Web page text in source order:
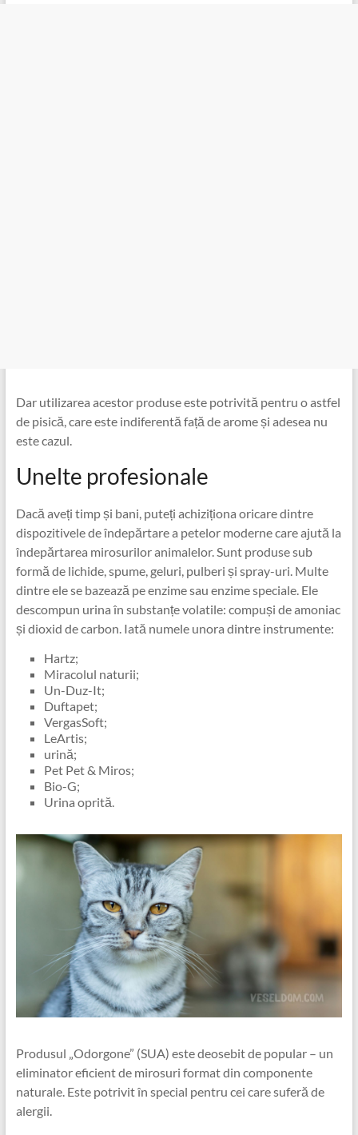
Dar utilizarea acestor produse este potrivită pentru o astfel
de pisică, care este indiferentă față de arome și adesea nu
este cazul.
Unelte profesionale
Dacă aveți timp și bani, puteți achiziționa oricare dintre
dispozitivele de îndepărtare a petelor moderne care ajută la
îndepărtarea mirosurilor animalelor. Sunt produse sub
formă de lichide, spume, geluri, pulberi și spray-uri. Multe
dintre ele se bazează pe enzime sau enzime speciale. Ele
descompun urina în substanțe volatile: compuși de amoniac
și dioxid de carbon. Iată numele unora dintre instrumente:
Hartz;
Miracolul naturii;
Un-Duz-It;
Duftapet;
VergasSoft;
LeArtis;
urină;
Pet Pet & Miros;
Bio-G;
Urina oprită.
Produsul „Odorgone” (SUA) este deosebit de popular – un
eliminator eficient de mirosuri format din componente
naturale. Este potrivit în special pentru cei care suferă de
alergii.